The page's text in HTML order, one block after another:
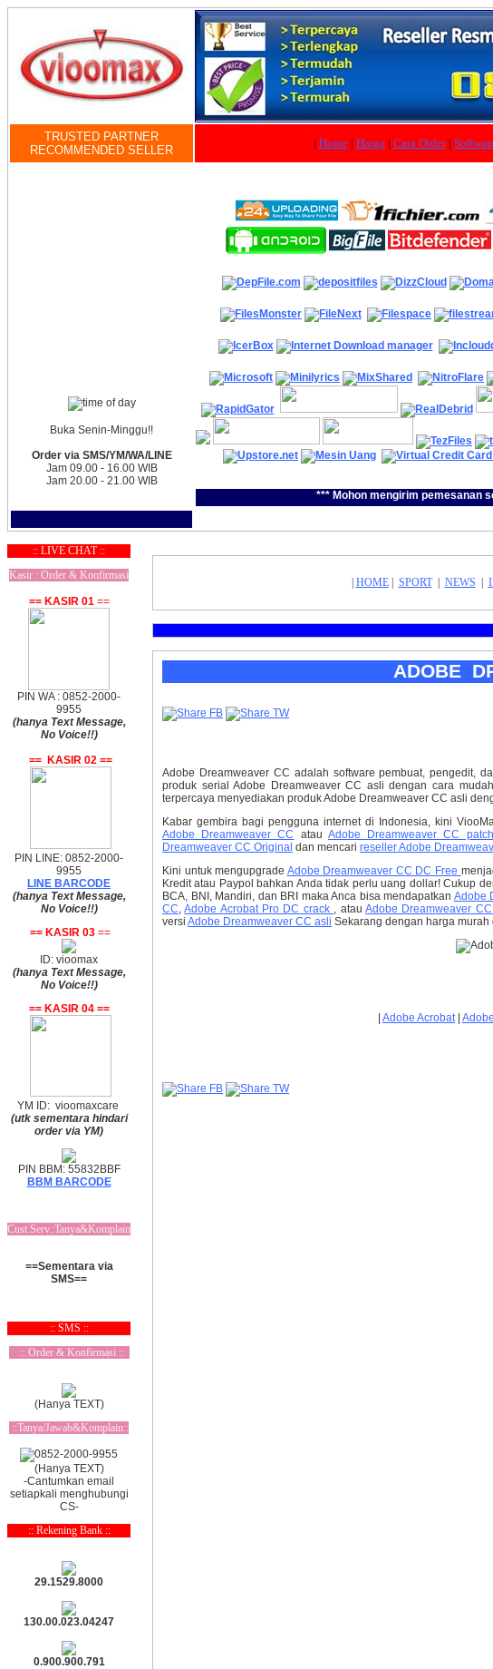
TRUSTED PARTNER
RECOMMENDED SELLER
| Home| Harga| Cara Order|
Buka Senin-Minggu!!
Order via SMS/YM/WA/LINE
Jam 09.00 - 16.00 WIB
Jam 20.00 - 21.00 WIB
*** Mohon mengirim pemesanan
:: LIVE CHAT ::
Kasir : Order & Konfirmasi
== KASIR 01==
PIN WA : 0852-2000-
9955
(hanya Text Message,
No Voice!!)
== KASIR 02 ==
PIN LINE: 0852-2000-
9955
LINE BARCODE
(hanya Text Message,
No Voice!!)
== KASIR 03 ==
ID: vioomax
(hanya Text Message,
No Voice!!)
== KASIR 04 ==
YM ID: vioomaxcare
(utk sementara hindari
order via YM)
PIN BBM: 55832BBF
BBM BARCODE
Cust.Serv.:Tanya&Komplain
==Sementara via
SMS==
:: SMS ::
:: Order & Konfirmasi ::
(Hanya TEXT)
::Tanya/Jawab&Komplain::
(Hanya TEXT)
-Cantumkan email
setiapkali menghubungi
CS-
:: Rekening Bank ::
29.1529.8000
130.00.023.04247
0.900.900.791
HOME| SPORT| NEWS
ADOBE
Adobe Dreamweaver CC adalah software pembuat, pengedit,
produk serial Adobe Dreamweaver CC asli dengan cara
terpercaya menyediakan produk Adobe Dreamweaver CC asli
Kabar gembira bagi pengguna internet di Indonesia, kini
Adobe Dreamweaver CC
atau Adobe Dreamweaver CC patch
Dreamweaver CC Original dan mencari reseller Adobe
Kini untuk mengupgrade Adobe Dreamweaver CC DC Free
Kredit atau Paypol bahkan Anda tidak perlu uang dollar! Cukup
BCA, BNI, Mandiri, dan BRI maka Anca bisa mendapatkan Adobe
CC,Adobe Acrobat Pro DC crack , atau Adobe Dreamweaver
versi Adobe Dreamweaver CC asli Sekarang dengan harga
Adobe Acrobat|